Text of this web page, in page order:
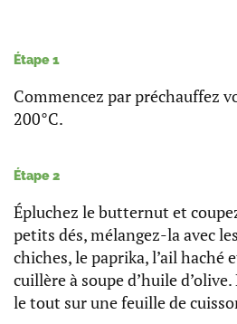
Étape 1
Commencez par préchauffez
200°C.
Étape 2
Épluchez le butternut et
petits dés, mélangez-la avec
chiches, le paprika, l’ail haché
cuillère à soupe d’huile
le tout sur une feuille de